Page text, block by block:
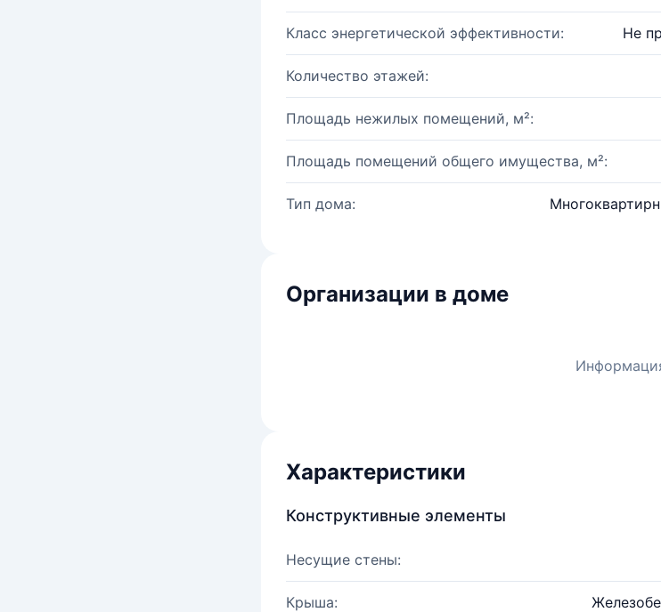
Класс энергетической эффективности: Не
Количество этажей:
Площадь нежилых помещений, м²:
Площадь помещений общего имущества, м²:
Тип дома:
Организации в доме
Характеристики
Конструктивные элементы
Несущие стены:
Крыша: